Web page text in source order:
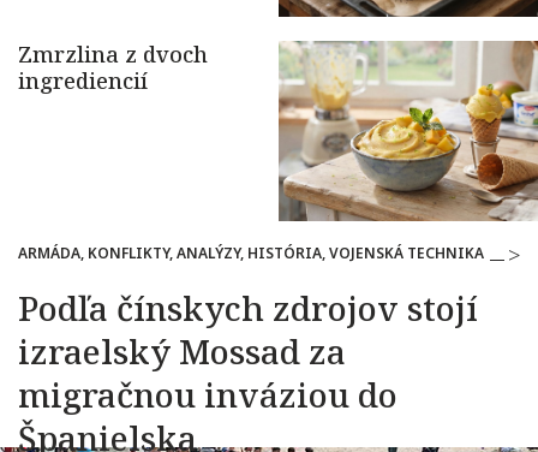
ARMÁDA, KONFLIKTY, ANALÝZY, HISTÓRIA, VOJENSKÁ TECHNIKA